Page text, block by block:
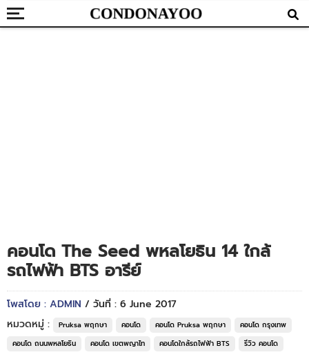
คอนโด The Seed พหลโยธิน 14 ใกล้
รถไฟฟ้า BTS อารีย์
โพสโดย : ADMIN / วันที่ : 6 June 2017
หมวดหมู่ :
Pruksa พฤกษา คอนโด คอนโด Pruksa พฤกษา
คอนโด กรุงเทพ
คอนโด ถนนพหลโยธิน
คอนโด เขตพญาไท คอนโดใกล้รถไฟฟ้า BTS รีวิว คอนโด